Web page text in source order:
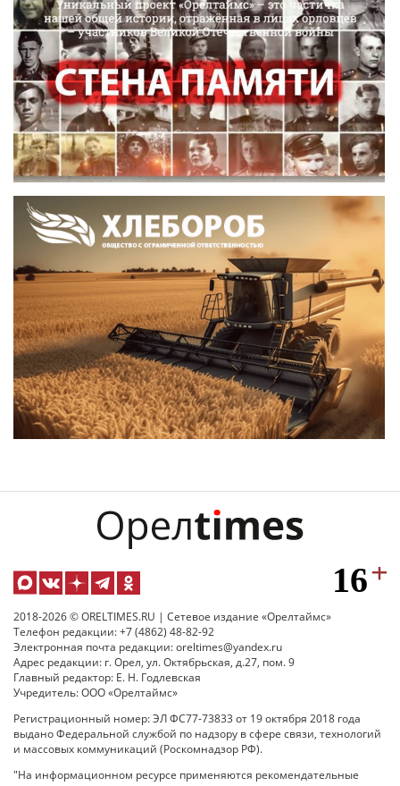
2018-2026 © ORELTIMES.RU | Сетевое издание «Орелтаймс»
Телефон редакции: +7 (4862) 48-82-92
Электронная почта редакции: oreltimes@yandex.ru
Адрес редакции: г. Орел, ул. Октябрьская, д.27, пом. 9
Главный редактор: Е. Н. Годлевская
Учредитель: ООО «Орелтаймс»
Регистрационный номер: ЭЛ ФС77-73833 от 19 октября 2018 года
выдано Федеральной службой по надзору в сфере связи, технологий
и массовых коммуникаций (Роскомнадзор РФ).
"На информационном ресурсе применяются рекомендательные